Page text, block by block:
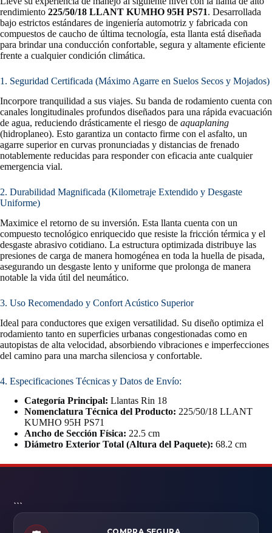
rendimiento 225/50/18 LLANT KUMHO 95H PS71. Desarrollada
bajo estrictos estándares de ingeniería automotriz y fabricada con
compuestos de caucho de última tecnología, esta llanta está diseñada
para brindar una conducción confortable, segura y altamente eficiente
frente a cualquier condición climática.
1. Seguridad Certificada (Máximo Agarre en Suelos Secos y Mojados)
Incorpore tranquilidad a sus viajes. Su banda de rodamiento cuenta con
canales longitudinales profundos diseñados para una rápida evacuación
de agua, reduciendo drásticamente el riesgo de aquaplaning
(hidroplaneo). Esto garantiza un contacto firme con el asfalto, un
agarre superior en curvas pronunciadas y distancias de frenado
notablemente reducidas para responder con eficacia ante cualquier
emergencia vial.
2. Durabilidad Magnificada (Kilometraje Extendido y Desgaste
Uniforme)
Maximice el retorno de su inversión. Esta llanta cuenta con un
compuesto tecnológico enriquecido que resiste la fricción térmica y el
desgaste abrasivo cotidiano. La estructura optimizada distribuye las
presiones de carga de manera homogénea en toda la huella de pisada,
asegurando un desgaste lento y uniforme que prolonga de manera
notable la vida útil del neumático.
3. Uso Recomendado y Confort Acústico Superior
Ideal para conductores que exigen versatilidad. Su diseño optimiza el
rodamiento tanto en superficies urbanas congestionadas como en
autopistas de alta velocidad, absorbiendo vibraciones e imperfecciones
del camino para una marcha silenciosa y confortable.
4. Especificaciones Técnicas y Datos de Envío:
Categoría Principal: Llantas Rin 18
Nomenclatura Técnica del Producto: 225/50/18 LLANT
KUMHO 95H PS71
Ancho de Sección Física: 22.5 cm
Diámetro Exterior Total (Altura del Paquete): 68.2 cm
```